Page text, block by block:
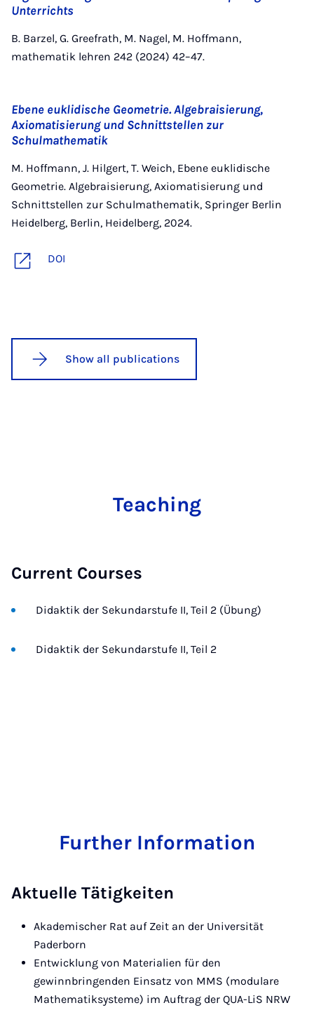
Unterrichts
B. Barzel, G. Greefrath, M. Nagel, M. Hoffmann,
mathematik lehren 242 (2024) 42–47.
Ebene euklidische Geometrie. Algebraisierung,
Axiomatisierung und Schnittstellen zur
Schulmathematik
M. Hoffmann, J. Hilgert, T. Weich, Ebene euklidische
Geometrie. Algebraisierung, Axiomatisierung und
Schnittstellen zur Schulmathematik, Springer Berlin
Heidelberg, Berlin, Heidelberg, 2024.
DOI
Show all publications
Teaching
Current Courses
Didaktik der Sekundarstufe II, Teil 2 (Übung)
Didaktik der Sekundarstufe II, Teil 2
Further Information
Aktuelle Tätigkeiten
Akademischer Rat auf Zeit an der Universität
Paderborn
Entwicklung von Materialien für den
gewinnbringenden Einsatz von MMS (modulare
Mathematiksysteme) im Auftrag der QUA-LiS NRW